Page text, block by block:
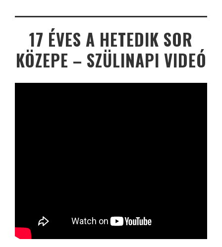
17 ÉVES A HETEDIK SOR
KÖZEPE – SZÜLINAPI VIDEÓ